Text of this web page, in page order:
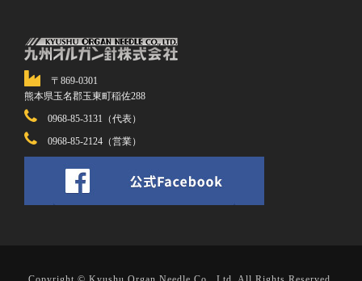
〒869-0301
熊本県玉名郡玉東町稲佐288
0968-85-3131（代表）
0968-85-2124（営業）
Copyright © Kyushu Organ Needle Co., Ltd. All Rights Reserved.